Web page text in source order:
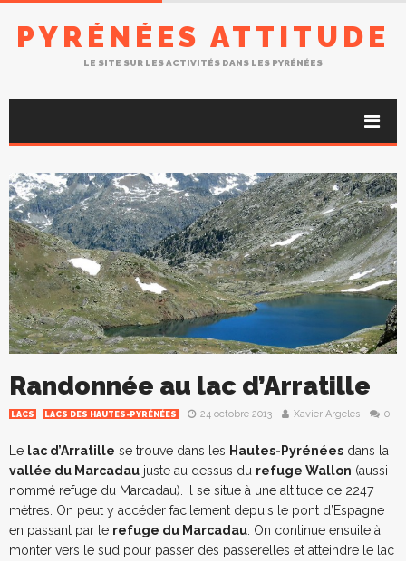
PYRÉNÉES ATTITUDE
LE SITE SUR LES ACTIVITÉS DANS LES PYRÉNÉES
Randonnée au lac d’Arratille
LACS LACS DES HAUTES-PYRÉNÉES 24 octobre 2013 Xavier Argeles 0
Le lac d’Arratille se trouve dans les Hautes-Pyrénées dans la
vallée du Marcadau juste au dessus du refuge Wallon (aussi
nommé refuge du Marcadau). Il se situe à une altitude de 2247
mètres. On peut y accéder facilement depuis le pont d’Espagne
en passant par le refuge du Marcadau . On continue ensuite à
monter vers le sud pour passer des passerelles et atteindre le lac